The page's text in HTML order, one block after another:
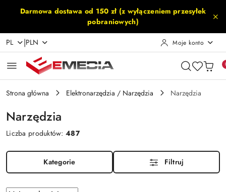
Przejdź do treści głównej
Przejdź do wyszukiwarki
Przejdź do moje konto
Przejdź do menu głównego
Przejdź do stopki
Darmowa dostawa od 150 zł (z wyłączeniem przesyłek
pobraniowych)
PL |PLN Moje konto
Strona główna Elektronarzędzia / Narzędzia Narzędzia
Narzędzia
Liczba produktów:487
Kategorie Filtruj